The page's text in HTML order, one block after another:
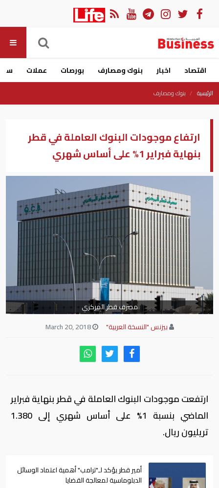
اقتصاد اخبار بنوك ومصارف بورصات عملات
الرئيسية بنوك ومصارف
ارتفاع موجودات البنوك العاملة في قطر
بنهاية فبراير 1% على أساس شهري
مصرف قطر المركزي
بيزنس "النسخة العربية"
March 20, 2018
ارتفعت موجودات البنوك العاملة في قطر بنهاية فبراير
الماضي بنسبة 1% على أساس شهري إلى 1.380
تريليون ريال.
أمير قطر يؤكد لـ"ترامب" أهمية اعتماد الوسائل
الدبلوماسية لمعالجة القضايا